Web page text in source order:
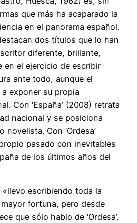
que más ha acaparado la
en el panorama español.
dos títulos que lo han
diferente, brillante,
en el ejercicio de escribir
ante todo, aunque el
exponer su propia
Con ‘España’ (2008) retrata
nacional y se posiciona
novelista. Con ‘Ordesa’
pasado con inevitables
de los últimos años del
escribiendo toda la
fortuna, pero desde
que sólo hablo de ‘Ordesa’.